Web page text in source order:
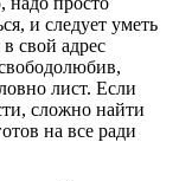
и следует уметь
свой адрес
лист. Если
сложно найти
на все ради